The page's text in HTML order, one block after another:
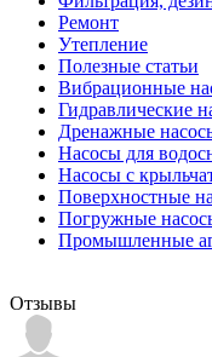
Ремонт
Утепление
Полезные статьи
Вибрационные
Гидравлические
Дренажные
Насосы для
Насосы с
Поверхностные
Погружные
Промышленные
Отзывы